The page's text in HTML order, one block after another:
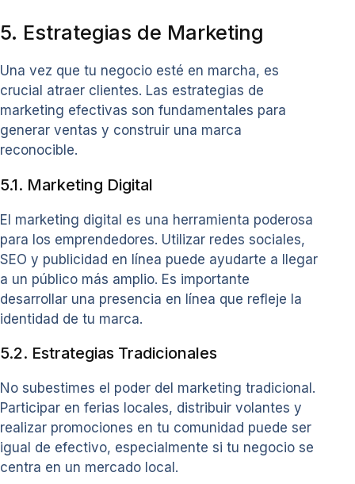
5. Estrategias de Marketing
Una vez que tu negocio esté en marcha, es
crucial atraer clientes. Las estrategias de
marketing efectivas son fundamentales para
generar ventas y construir una marca
reconocible.
5.1. Marketing Digital
El marketing digital es una herramienta poderosa
para los emprendedores. Utilizar redes sociales,
SEO y publicidad en línea puede ayudarte a llegar
a un público más amplio. Es importante
desarrollar una presencia en línea que refleje la
identidad de tu marca.
5.2. Estrategias Tradicionales
No subestimes el poder del marketing tradicional.
Participar en ferias locales, distribuir volantes y
realizar promociones en tu comunidad puede ser
igual de efectivo, especialmente si tu negocio se
centra en un mercado local.